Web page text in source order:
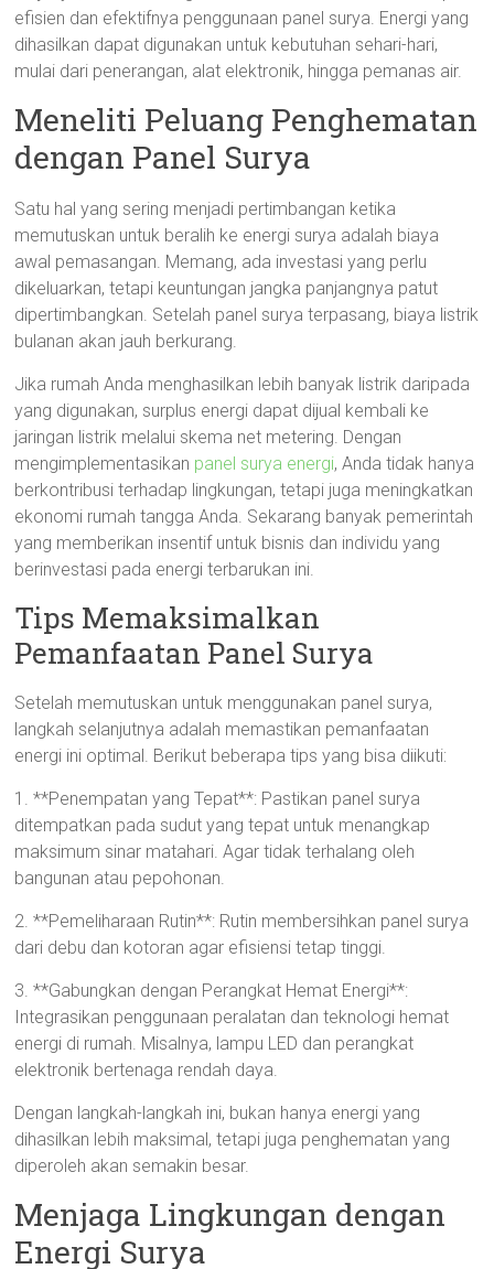
efisien dan efektifnya penggunaan panel surya. Energi yang
dihasilkan dapat digunakan untuk kebutuhan sehari-hari,
mulai dari penerangan, alat elektronik, hingga pemanas air.
Meneliti Peluang Penghematan
dengan Panel Surya
Satu hal yang sering menjadi pertimbangan ketika
memutuskan untuk beralih ke energi surya adalah biaya
awal pemasangan. Memang, ada investasi yang perlu
dikeluarkan, tetapi keuntungan jangka panjangnya patut
dipertimbangkan. Setelah panel surya terpasang, biaya listrik
bulanan akan jauh berkurang.
Jika rumah Anda menghasilkan lebih banyak listrik daripada
yang digunakan, surplus energi dapat dijual kembali ke
jaringan listrik melalui skema net metering. Dengan
mengimplementasikan panel surya energi, Anda tidak hanya
berkontribusi terhadap lingkungan, tetapi juga meningkatkan
ekonomi rumah tangga Anda. Sekarang banyak pemerintah
yang memberikan insentif untuk bisnis dan individu yang
berinvestasi pada energi terbarukan ini.
Tips Memaksimalkan
Pemanfaatan Panel Surya
Setelah memutuskan untuk menggunakan panel surya,
langkah selanjutnya adalah memastikan pemanfaatan
energi ini optimal. Berikut beberapa tips yang bisa diikuti:
1. **Penempatan yang Tepat**: Pastikan panel surya
ditempatkan pada sudut yang tepat untuk menangkap
maksimum sinar matahari. Agar tidak terhalang oleh
bangunan atau pepohonan.
2. **Pemeliharaan Rutin**: Rutin membersihkan panel surya
dari debu dan kotoran agar efisiensi tetap tinggi.
3. **Gabungkan dengan Perangkat Hemat Energi**:
Integrasikan penggunaan peralatan dan teknologi hemat
energi di rumah. Misalnya, lampu LED dan perangkat
elektronik bertenaga rendah daya.
Dengan langkah-langkah ini, bukan hanya energi yang
dihasilkan lebih maksimal, tetapi juga penghematan yang
diperoleh akan semakin besar.
Menjaga Lingkungan dengan
Energi Surya